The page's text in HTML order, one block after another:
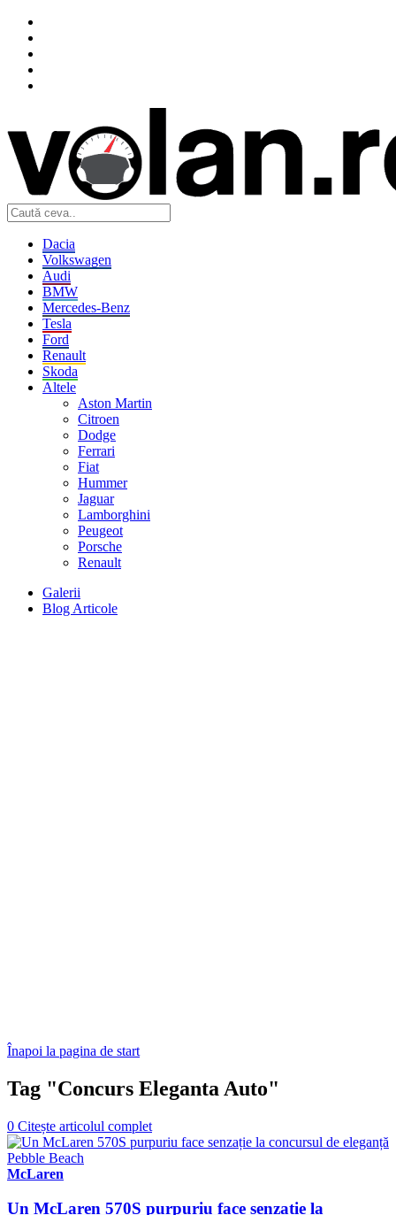
Dacia
Volkswagen
Audi
BMW
Mercedes-Benz
Tesla
Ford
Renault
Skoda
Altele
Aston Martin
Citroen
Dodge
Ferrari
Fiat
Hummer
Jaguar
Lamborghini
Peugeot
Porsche
Renault
Galerii
Blog Articole
Înapoi la pagina de start
Tag "Concurs Eleganta Auto"
0 Citește articolul complet
McLaren
Un McLaren 570S purpuriu face senzație la